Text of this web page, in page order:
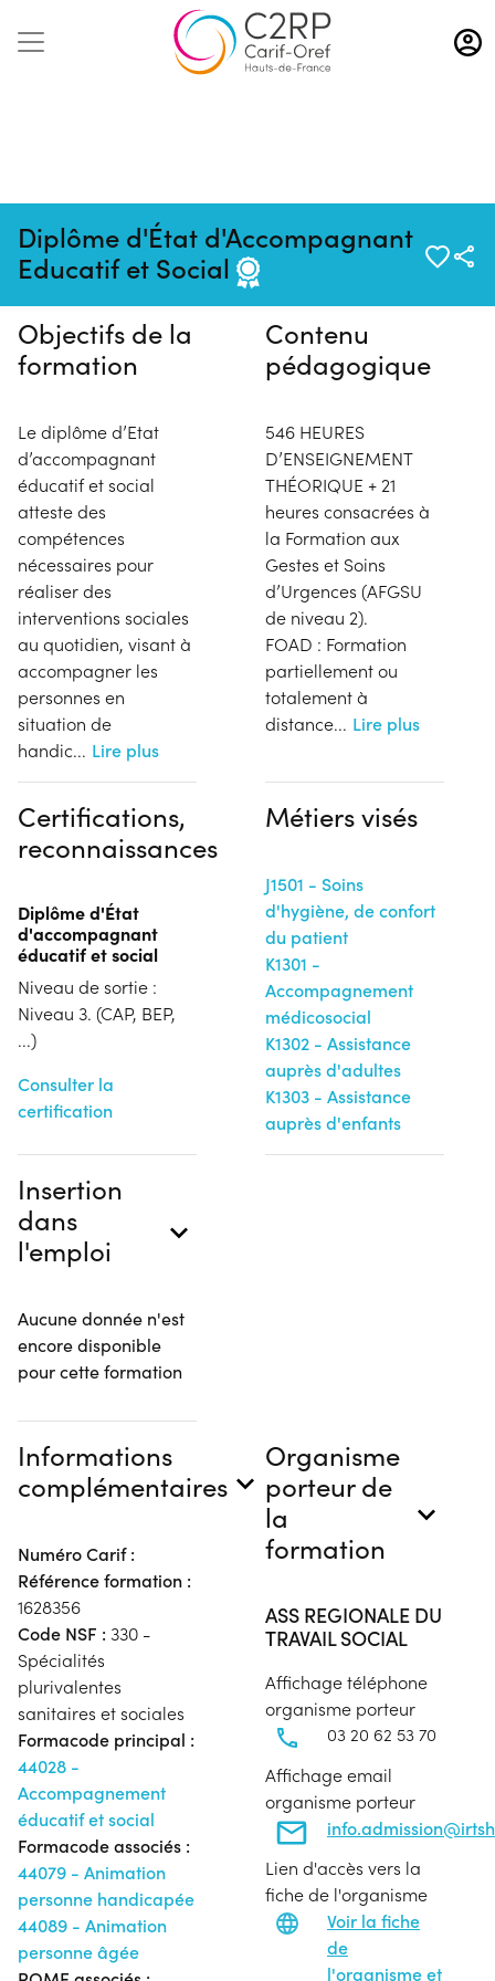
Aller
au
contenu
Diplôme d'État d'Accompagnant
Educatif et Social
Pas de session programmée en
ce moment
Objectifs de la
formation
Le diplôme d’Etat
d’accompagnant
éducatif et social
atteste des
compétences
nécessaires pour
réaliser des
interventions sociales
au quotidien, visant à
accompagner les
personnes en
situation de
handic... Lire plus
Contenu
pédagogique
546 HEURES
D’ENSEIGNEMENT
THÉORIQUE + 21
heures consacrées à
la Formation aux
Gestes et Soins
d’Urgences (AFGSU
de niveau 2).
FOAD : Formation
partiellement ou
totalement à
distance... Lire plus
Certifications,
reconnaissances
Diplôme d'État
d'accompagnant
éducatif et social
Niveau de sortie :
Niveau 3. (CAP, BEP,
...)
Consulter la
certification
Métiers visés
J1501 - Soins
d'hygiène, de confort
du patient
K1301 -
Accompagnement
médicosocial
K1302 - Assistance
auprès d'adultes
K1303 - Assistance
auprès d'enfants
Insertion
dans
l'emploi
Aucune donnée n'est
encore disponible
pour cette formation
Informations
complémentaires
Numéro Carif :
Référence formation :
1628356
Code NSF : 330 -
Spécialités
plurivalentes
sanitaires et sociales
Formacode principal :
44028 -
Accompagnement
éducatif et social
Formacode associés :
44079 - Animation
personne handicapée
44089 - Animation
personne âgée
Organisme
porteur de
la
formation
ASS REGIONALE DU
TRAVAIL SOCIAL
Affichage téléphone
organisme porteur
03 20 62 53 70
Affichage email
organisme porteur
Lien d'accès vers la
fiche de l'organisme
Voir la fiche
de
l'organisme et